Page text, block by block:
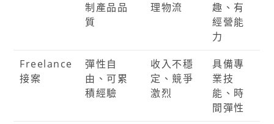
制產品品
質
理物流
趣、有
經營能
力
Freelance
接案
彈性自
由、可累
積經驗
收入不穩
定、競爭
激烈
具備專
業技
能、時
間彈性